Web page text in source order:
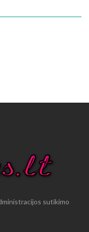
sutikimo